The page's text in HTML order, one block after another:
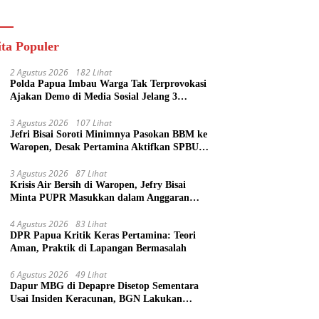
Populer
2 Agustus 2026 182 Lihat
Polda Papua Imbau Warga Tak Terprovokasi
Ajakan Demo di Media Sosial Jelang 3
3 Agustus 2026 107 Lihat
Jefri Bisai Soroti Minimnya Pasokan BBM ke
Waropen, Desak Pertamina Aktifkan SPBU
3 Agustus 2026 87 Lihat
Krisis Air Bersih di Waropen, Jefry Bisai
Minta PUPR Masukkan dalam Anggaran
4 Agustus 2026 83 Lihat
DPR Papua Kritik Keras Pertamina: Teori
Aman, Praktik di Lapangan Bermasalah
6 Agustus 2026 49 Lihat
Dapur MBG di Depapre Disetop Sementara
Usai Insiden Keracunan, BGN Lakukan